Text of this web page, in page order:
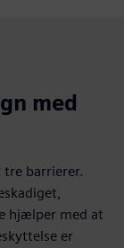
med
tre barrierer.
hjælper med at
er